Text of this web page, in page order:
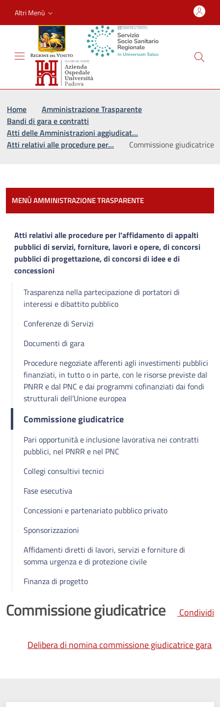
Altri Menù
Home
Amministrazione Trasparente
Bandi di gara e contratti
Atti delle Amministrazioni aggiudicat…
Atti relativi alle procedure per…
Commissione giudicatrice
MENÙ AMMINISTRAZIONE TRASPARENTE
Atti relativi alle procedure per l'affidamento di appalti
pubblici di servizi, forniture, lavori e opere, di concorsi
pubblici di progettazione, di concorsi di idee e di
concessioni
Trasparenza nella partecipazione di portatori di
interessi e dibattito pubblico
Conferenze di Servizi
Documenti di gara
Procedure negoziate afferenti agli investimenti pubblici
finanziati, in tutto o in parte, con le risorse previste dal
PNRR e dal PNC e dai programmi cofinanziati dai fondi
strutturali dell’Unione europea
Commissione giudicatrice
Pari opportunità e inclusione lavorativa nei contratti
pubblici, nel PNRR e nel PNC
Collegi consultivi tecnici
Fase esecutiva
Concessioni e partenariato pubblico privato
Sponsorizzazioni
Affidamenti diretti di lavori, servizi e forniture di
somma urgenza e di protezione civile
Finanza di progetto
Commissione giudicatrice Condividi
Delibera di nomina commissione giudicatrice gara